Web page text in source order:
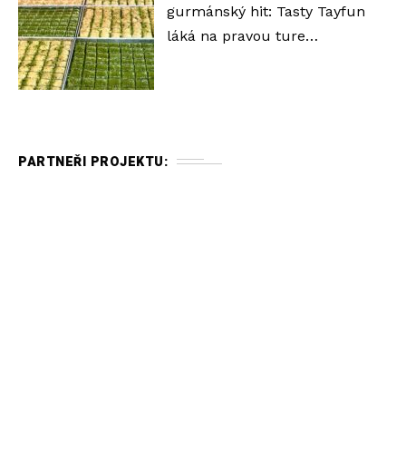
gurmánský hit: Tasty Tayfun
láká na pravou ture…
PARTNEŘI PROJEKTU: